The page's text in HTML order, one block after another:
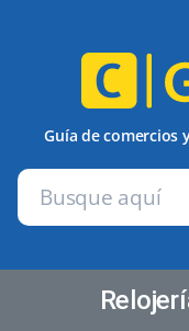
Guía de comercios